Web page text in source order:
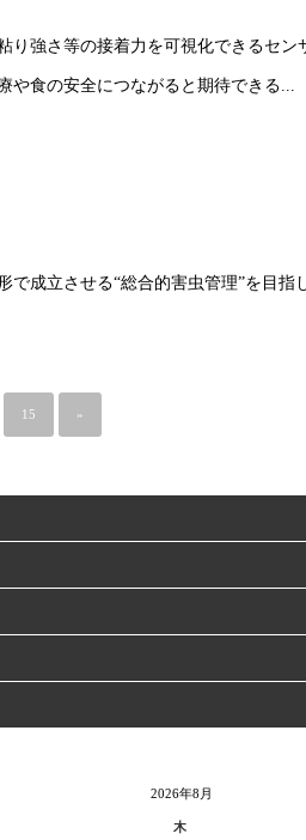
り強さ等の接着力を可視化できるセ
食の安全につながると期待できる...
成立させる“総合的害虫管理”を目指
15 »
2026年8月
木